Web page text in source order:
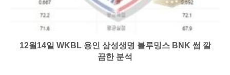
12월14일 WKBL 용인 삼성생명 블루밍스 BNK 썸 깔
끔한 분석